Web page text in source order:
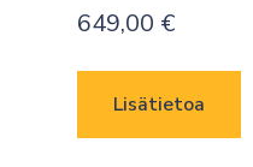
649,00 €
Lisätietoa